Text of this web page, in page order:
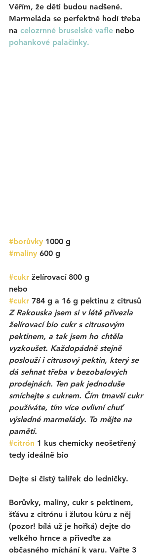
Věřím, že děti budou nadšené.
Marmeláda se perfektně hodí třeba
na celozrnné bruselské vafle nebo
pohankové palačinky.
#borůvky 1000 g
#maliny 600 g
#cukr želírovací 800 g
nebo
#cukr 784 g a 16 g pektinu z citrusů
Z Rakouska jsem si v létě přivezla
želírovací bio cukr s citrusovým
pektinem, a tak jsem ho chtěla
vyzkoušet. Každopádně stejně
poslouží i citrusový pektin, který se
dá sehnat třeba v bezobalových
prodejnách. Ten pak jednoduše
smíchejte s cukrem. Čím tmavší cukr
používáte, tím více ovlivní chuť
výsledné marmelády. To mějte na
paměti.
#citrón 1 kus chemicky neošetřený
tedy ideálně bio
Dejte si čistý talířek do ledničky.
Borůvky, maliny, cukr s pektinem,
šťávu z citrónu i žlutou kůru z něj
(pozor! bílá už je hořká) dejte do
velkého hrnce a přiveďte za
občasného míchání k varu. Vařte 3